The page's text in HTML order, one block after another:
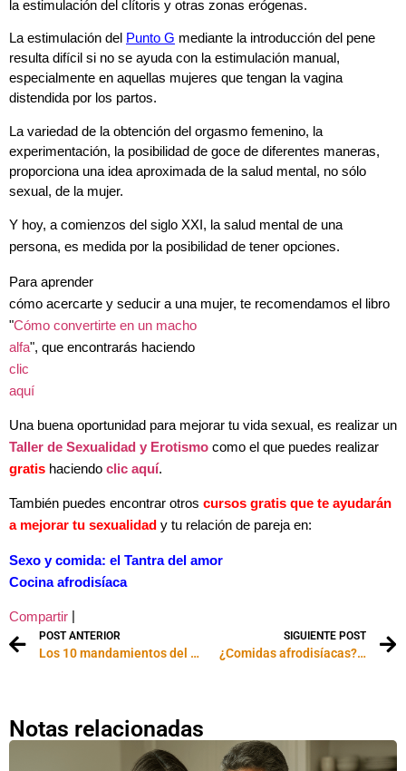
la estimulación del clítoris y otras zonas erógenas.
La estimulación del Punto G mediante la introducción del pene
resulta difícil si no se ayuda con la estimulación manual,
especialmente en aquellas mujeres que tengan la vagina
distendida por los partos.
La variedad de la obtención del orgasmo femenino, la
experimentación, la posibilidad de goce de diferentes maneras,
proporciona una idea aproximada de la salud mental, no sólo
sexual, de la mujer.
Y hoy, a comienzos del siglo XXI, la salud mental de una
persona, es medida por la posibilidad de tener opciones.
Para aprender
cómo acercarte y seducir a una mujer, te recomendamos el libro
"Cómo convertirte en un macho
alfa", que encontrarás haciendo
clic
aquí
Una buena oportunidad para mejorar tu vida sexual, es realizar un
Taller de Sexualidad y Erotismo como el que puedes realizar
gratis haciendo clic aquí.
También puedes encontrar otros cursos gratis que te ayudarán
a mejorar tu sexualidad y tu relación de pareja en:
Sexo y comida: el Tantra del amor
Cocina afrodisíaca
Compartir |
POST ANTERIOR
Los 10 mandamientos del orgasmo femenino
SIGUIENTE POST
¿Comidas afrodisíacas?…
Notas relacionadas